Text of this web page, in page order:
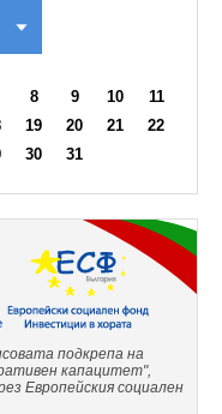
8 9 10
11
19 20 21
22
30 31
подкрепа на
капацитет",
Европейския социален